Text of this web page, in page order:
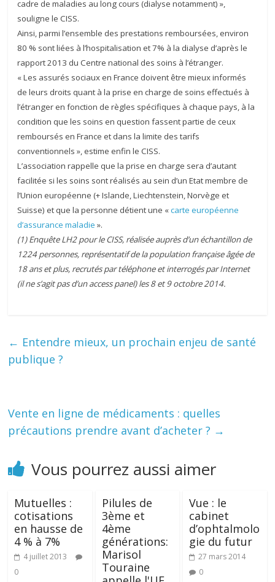
cadre de maladies au long cours (dialyse notamment) »,
souligne le CISS.
Ainsi, parmi l’ensemble des prestations remboursées, environ
80 % sont liées à l’hospitalisation et 7% à la dialyse d’après le
rapport 2013 du Centre national des soins à l’étranger.
« Les assurés sociaux en France doivent être mieux informés
de leurs droits quant à la prise en charge de soins effectués à
l’étranger en fonction de règles spécifiques à chaque pays, à la
condition que les soins en question fassent partie de ceux
remboursés en France et dans la limite des tarifs
conventionnels », estime enfin le CISS.
L’association rappelle que la prise en charge sera d’autant
facilitée si les soins sont réalisés au sein d’un Etat membre de
l’Union européenne (+ Islande, Liechtenstein, Norvège et
Suisse) et que la personne détient une «carte européenne
d’assurance maladie».
(1) Enquête LH2 pour le CISS, réalisée auprès d’un échantillon de
1224 personnes, représentatif de la population française âgée de
18 ans et plus, recrutés par téléphone et interrogés par Internet
(il ne s’agit pas d’un access panel) les 8 et 9 octobre 2014.
← Entendre mieux, un prochain enjeu de santé
publique ?
Vente en ligne de médicaments : quelles
précautions prendre avant d’acheter ? →
Vous pourrez aussi aimer
Mutuelles :
cotisations
en hausse de
4 % à 7%
4 juillet 2013
0
Pilules de
3ème et
4ème
générations:
Marisol
Touraine
Vue : le
cabinet
d’ophtalmolo
gie du futur
27 mars 2014
0